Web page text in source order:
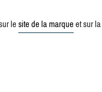
lesite de la marqueet sur la